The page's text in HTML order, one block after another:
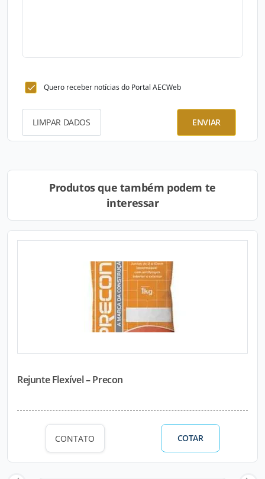
Quero receber notícias do Portal AECWeb
LIMPAR DADOS ENVIAR
Produtos que também podem te
interessar
Rejunte Flexível – Precon
CONTATO COTAR